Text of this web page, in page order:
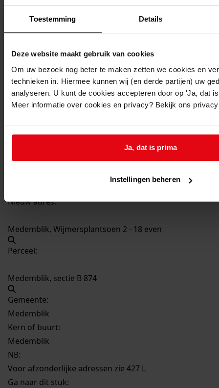
Toestemming Details
Deze website maakt gebruik van cookies
Om uw bezoek nog beter te maken zetten we cookies en
technieken in. Hiermee kunnen wij (en derde partijen) uw
analyseren. U kunt de cookies accepteren door op 'Ja, dat
Meer informatie over cookies en privacy? Bekijk ons
Ja, dat is prima
Instellingen beheren
Medemblik, Wijmersplantsoen 8
Medemblik, Wijmersplantsoen 12
Medemblik, Wijmersplantsoen 14
Medemblik, Wijmersplantsoen 16
Medemblik, Wijmersplantsoen 18
Nieuw adres:
Medemblik, Wijmersplantsoen 2 - 18 even
Perceel:
Medemblik, sectie B 874
Gemeente:
Medemblik
Kern of buurt:
Medemblik
NB:
Voor afzonderlijke adressen zie 427 L
Ga naar dit stuk: